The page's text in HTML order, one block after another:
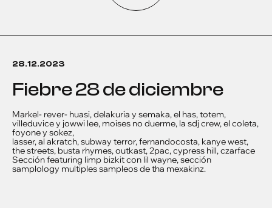
28.12.2023
fiebre 28 de diciembre
Markel- rever- huasi, delakuria y semaka, el has, totem,
villeduvice y jowwi lee, moises no duerme, la sdj crew, el coleta,
foyone y sokez,
lasser, al akratch, subway terror, fernandocosta, kanye west,
the streets, busta rhymes, outkast, 2pac, cypress hill, czarface
Sección featuring limp bizkit con lil wayne, sección
samplology multiples sampleos de tha mexakinz.